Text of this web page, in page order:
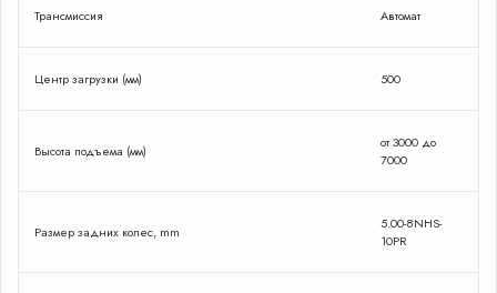
Трансмиссия Автомат
Центр загрузки (мм) 500
Высота подъема (мм)
от 3000 до
7000
Размер задних колес, mm
5.00-8NHS-
10PR